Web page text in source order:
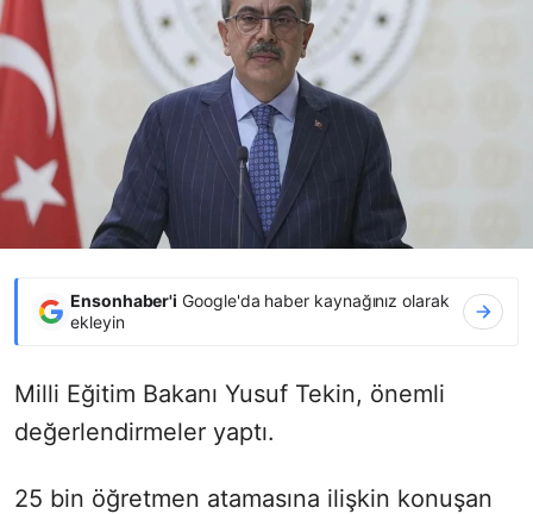
Ensonhaber'i Google'da haber kaynağınız olarak
ekleyin
Milli Eğitim Bakanı Yusuf Tekin, önemli
değerlendirmeler yaptı.
25 bin öğretmen atamasına ilişkin konuşan